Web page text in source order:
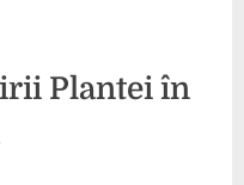
Plantei în